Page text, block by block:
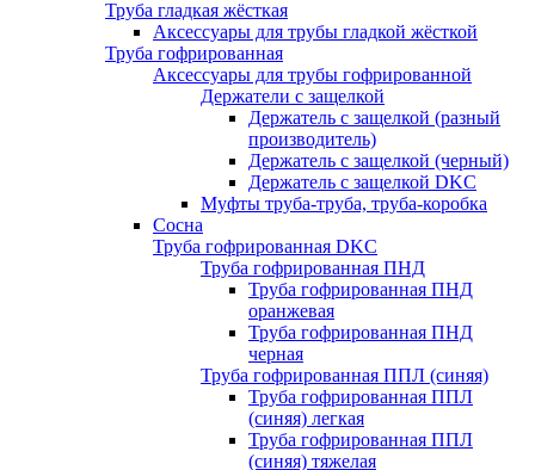
Труба гладкая жёсткая
Аксессуары для трубы гладкой жёсткой
Труба гофрированная
Аксессуары для трубы гофрированной
Держатели с защелкой
Держатель с защелкой (разный
производитель)
Держатель с защелкой (черный)
Держатель с защелкой DKC
Муфты труба-труба, труба-коробка
Сосна
Труба гофрированная DKC
Труба гофрированная ПНД
Труба гофрированная ПНД
оранжевая
Труба гофрированная ПНД
черная
Труба гофрированная ППЛ (синяя)
Труба гофрированная ППЛ
(синяя) легкая
Труба гофрированная ППЛ
(синяя) тяжелая